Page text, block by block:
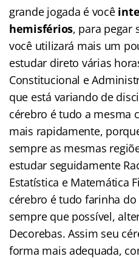
grande jogada é você
hemisférios, para pegar
você utilizará mais um
estudar direto várias
Constitucional e
que está variando de
cérebro é tudo a mesma
mais rapidamente,
sempre as mesmas
estudar seguidamente
Estatística e Matemática
cérebro é tudo farinha
sempre que possível,
Decorebas. Assim seu
forma mais adequada,